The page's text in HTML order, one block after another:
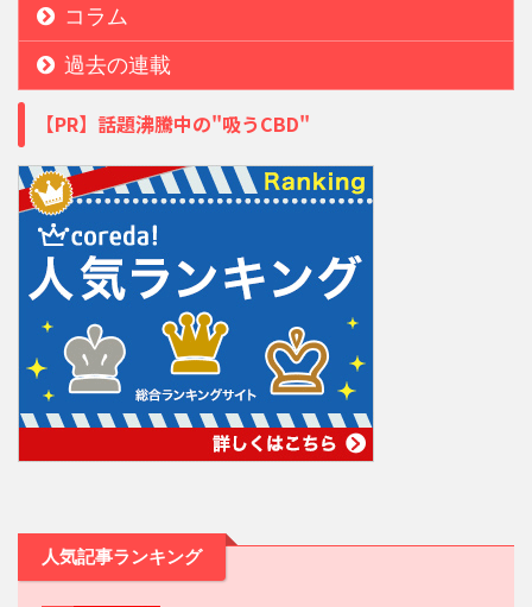
コラム
過去の連載
【PR】話題沸騰中の"吸うCBD"
人気記事ランキング